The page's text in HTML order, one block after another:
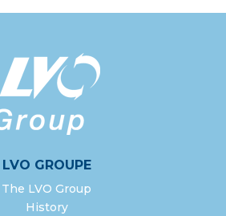
LVO GROUPE
The LVO Group
History